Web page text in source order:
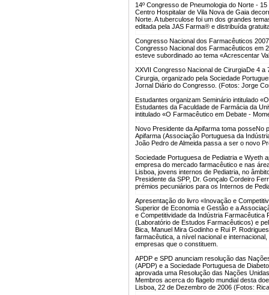
14º Congresso de Pneumologia do Norte -
Centro Hospitalar de Vila Nova de Gaia
Norte. A tuberculose foi um dos grandes
editada pela JAS Farma® e distribuída
Congresso Nacional dos Farmacêuticos 2007
Congresso Nacional dos Farmacêuticos em
esteve subordinado ao tema «Acrescentar
XXVII Congresso Nacional de CirurgiaDe 4 a
Cirurgia, organizado pela Sociedade
Jornal Diário do Congresso. (Fotos: Jorge
Estudantes organizam Seminário intitulado
Estudantes da Faculdade de Farmácia da
intitulado «O Farmacêutico em Debate -
Novo Presidente da Apifarma toma posseNo
Apifarma (Associação Portuguesa da
João Pedro de Almeida passa a ser o novo
Sociedade Portuguesa de Pediatria e Wyeth
empresa do mercado farmacêutico e nas
Lisboa, jovens internos de Pediatria, no
Presidente da SPP, Dr. Gonçalo Cordeiro
prémios pecuniários para os Internos de
Apresentação do livro «Inovação e
Superior de Economia e Gestão e a
e Competitividade da Indústria
(Laboratório de Estudos Farmacêuticos) e
Bica, Manuel Mira Godinho e Rui P.
farmacêutica, a nível nacional e
empresas que o constituem.
APDP e SPD anunciam resolução das
(APDP) e a Sociedade Portuguesa de
aprovada uma Resolução das Nações
Membros acerca do flagelo mundial desta
Lisboa, 22 de Dezembro de 2006 (Fotos: